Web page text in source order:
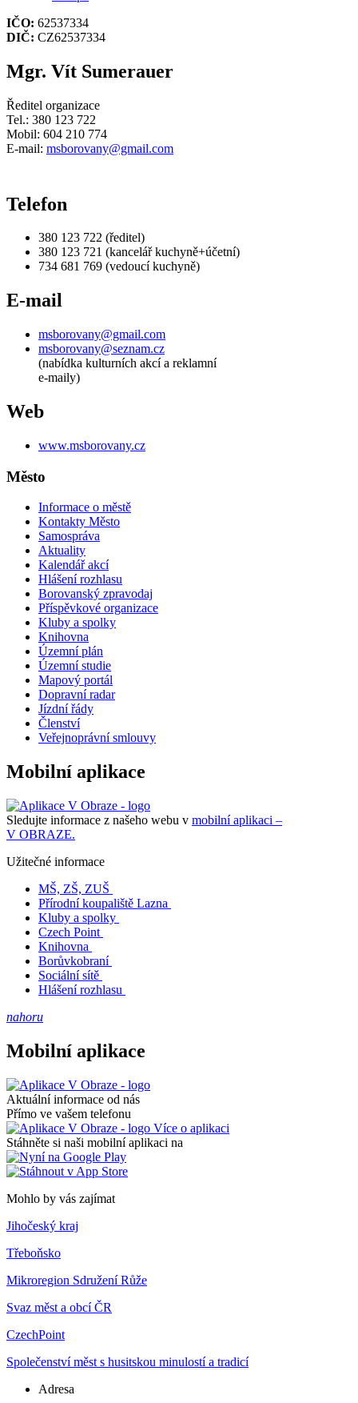
IČO: 62537334
DIČ: CZ62537334
Mgr. Vít Sumerauer
Ředitel organizace
Tel.: 380 123 722
Mobil: 604 210 774
E-mail: msborovany@gmail.com
Telefon
380 123 722 (ředitel)
380 123 721 (kancelář kuchyně+účetní)
734 681 769 (vedoucí kuchyně)
E-mail
msborovany@gmail.com
msborovany@seznam.cz
(nabídka kulturních akcí a reklamní
e-maily)
Web
www.msborovany.cz
Město
Informace o městě
Kontakty Město
Samospráva
Aktuality
Kalendář akcí
Hlášení rozhlasu
Borovanský zpravodaj
Příspěvkové organizace
Kluby a spolky
Knihovna
Územní plán
Územní studie
Mapový portál
Dopravní radar
Jízdní řády
Členství
Veřejnoprávní smlouvy
Mobilní aplikace
Sledujte informace z našeho webu v mobilní aplikaci –
V OBRAZE.
Užitečné informace
MŠ, ZŠ, ZUŠ
Přírodní koupaliště Lazna
Kluby a spolky
Czech Point
Knihovna
Borůvkobraní
Sociální sítě
Hlášení rozhlasu
nahoru
Mobilní aplikace
Aktuální informace od nás
Přímo ve vašem telefonu
Více o aplikaci
Stáhněte si naši mobilní aplikaci na
Mohlo by vás zajímat
Jihočeský kraj
Třeboňsko
Mikroregion Sdružení Růže
Svaz měst a obcí ČR
CzechPoint
Společenství měst s husitskou minulostí a tradicí
Adresa